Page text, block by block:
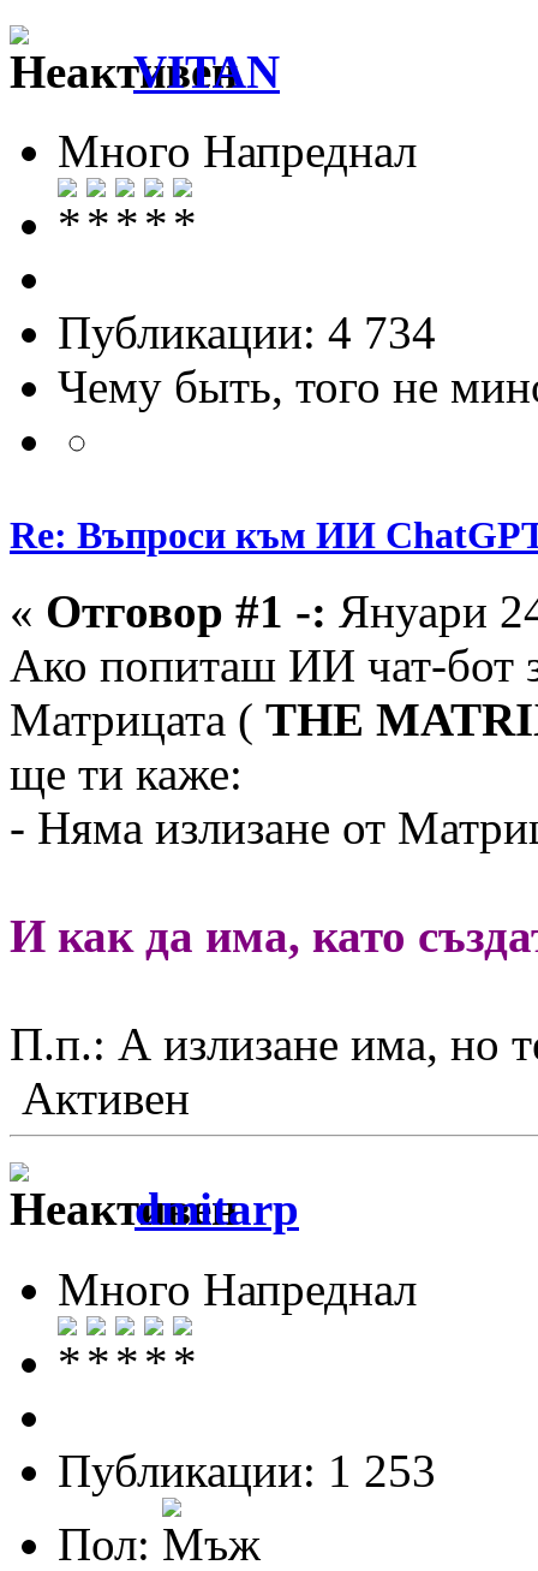
VITAN
Много Напреднал
Публикации: 4 734
Чему быть, того не
Re: Въпроси към ИИ
« Отговор #1 -: Януари
Ако попиташ ИИ чат-бот
Матрицата ( THE
ще ти каже:
- Няма излизане от
И как да има, като
П.п.: А излизане има, но
Активен
dmitarp
Много Напреднал
Публикации: 1 253
Пол: